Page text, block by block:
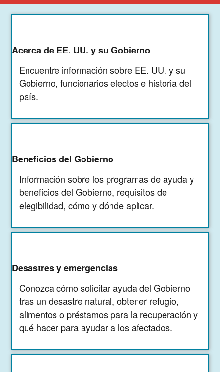
Acerca de EE. UU. y su Gobierno
Encuentre información sobre EE. UU. y su
Gobierno, funcionarios electos e historia del
país.
Beneficios del Gobierno
Información sobre los programas de ayuda y
beneficios del Gobierno, requisitos de
elegibilidad, cómo y dónde aplicar.
Desastres y emergencias
Conozca cómo solicitar ayuda del Gobierno
tras un desastre natural, obtener refugio,
alimentos o préstamos para la recuperación y
qué hacer para ayudar a los afectados.